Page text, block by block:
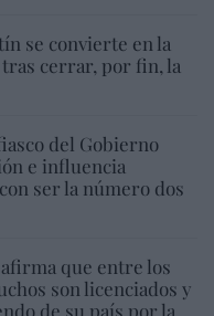
se convierte en la
cerrar, por fin, la
del Gobierno
e influencia
ser la número dos
que entre los
son licenciados y
de su país por la